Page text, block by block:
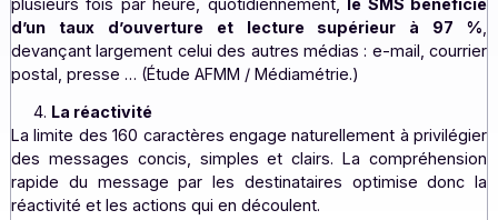
opérateurs, puis sont lus dans les minutes qui
réception (entre 1 à 4 minutes selon les études).
Le taux d’ouverture & lecture
Le téléphone mobile étant un support personnel
plusieurs fois par heure, quotidiennement,le SMS
d’un taux d’ouverture et lecture supérieur à
devançant largement celui des autres médias : e-mail,
postal, presse … (Étude AFMM / Médiamétrie.)